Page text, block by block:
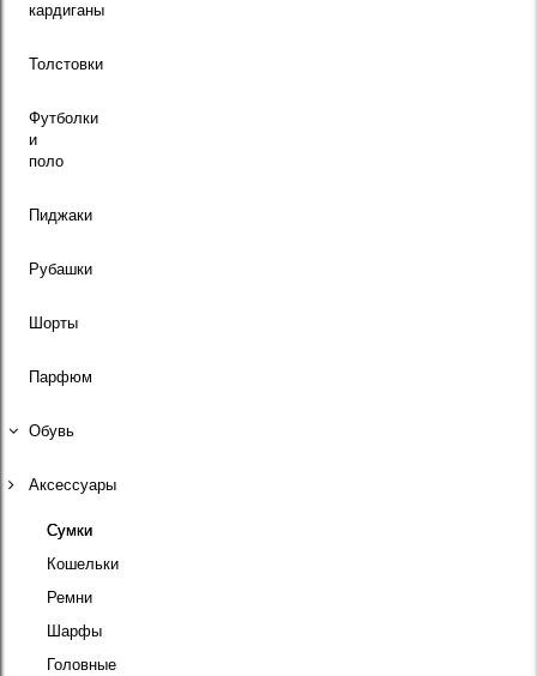
кардиганы
Толстовки
Футболки
и
поло
Пиджаки
Рубашки
Шорты
Парфюм
Обувь
Аксессуары
Сумки
Кошельки
Ремни
Шарфы
Головные